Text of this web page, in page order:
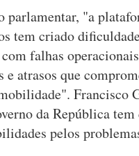
parlamentar, "a
tem criado
falhas
e atrasos que
Francisco
da República
pelos